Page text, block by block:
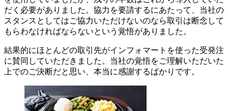
だく必要がありました。協力を要請するにあたって、当社の
スタンスとしてはご協力いただけないのなら取引は断念して
もらわなければならないという覚悟がありました。
結果的にほとんどの取引先がインフォマートを使った受発注
に賛同していただきました。当社の覚悟をご理解いただいた
上でのご決断だと思い、本当に感謝するばかりです。